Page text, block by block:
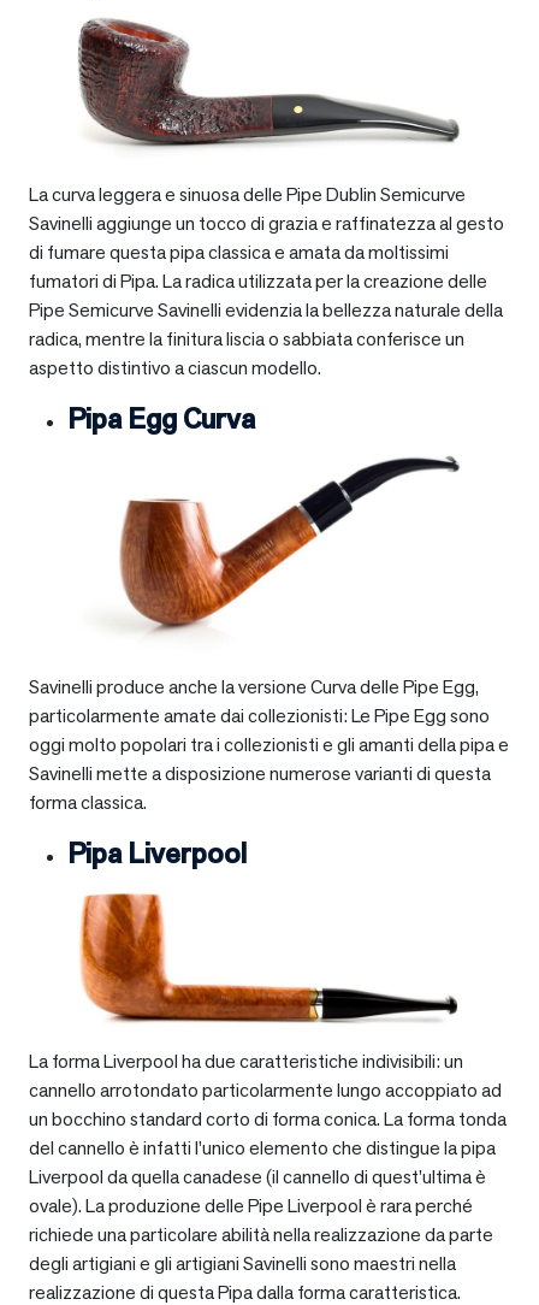
La curva leggera e sinuosa delle Pipe Dublin Semicurve
Savinelli aggiunge un tocco di grazia e raffinatezza al gesto
di fumare questa pipa classica e amata da moltissimi
fumatori di Pipa. La radica utilizzata per la creazione delle
Pipe Semicurve Savinelli evidenzia la bellezza naturale della
radica, mentre la finitura liscia o sabbiata conferisce un
aspetto distintivo a ciascun modello.
Pipa Egg Curva
Savinelli produce anche la versione Curva delle Pipe Egg,
particolarmente amate dai collezionisti: Le Pipe Egg sono
oggi molto popolari tra i collezionisti e gli amanti della pipa e
Savinelli mette a disposizione numerose varianti di questa
forma classica.
Pipa Liverpool
La forma Liverpool ha due caratteristiche indivisibili: un
cannello arrotondato particolarmente lungo accoppiato ad
un bocchino standard corto di forma conica. La forma tonda
del cannello è infatti l’unico elemento che distingue la pipa
Liverpool da quella canadese (il cannello di quest’ultima è
ovale). La produzione delle Pipe Liverpool è rara perché
richiede una particolare abilità nella realizzazione da parte
degli artigiani e gli artigiani Savinelli sono maestri nella
realizzazione di questa Pipa dalla forma caratteristica.